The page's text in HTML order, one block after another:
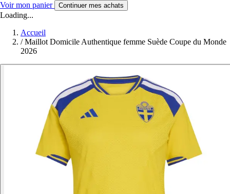
Voir mon panier Continuer mes achats
Loading...
Accueil
/ Maillot Domicile Authentique femme Suède Coupe du Monde
2026